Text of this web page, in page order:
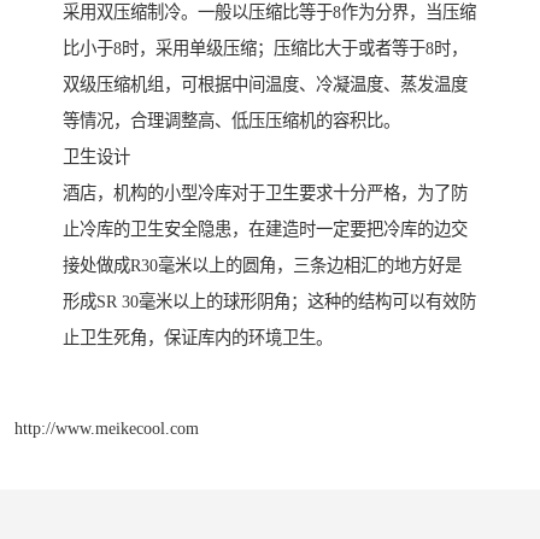
采用双压缩制冷。一般以压缩比等于8作为分界，当压缩
比小于8时，采用单级压缩；压缩比大于或者等于8时，
双级压缩机组，可根据中间温度、冷凝温度、蒸发温度
等情况，合理调整高、低压压缩机的容积比。
卫生设计
酒店，机构的小型冷库对于卫生要求十分严格，为了防
止冷库的卫生安全隐患，在建造时一定要把冷库的边交
接处做成R30毫米以上的圆角，三条边相汇的地方好是
形成SR 30毫米以上的球形阴角；这种的结构可以有效防
止卫生死角，保证库内的环境卫生。
http://www.meikecool.com